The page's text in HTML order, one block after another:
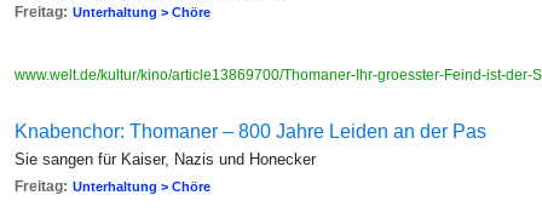
Freitag: Unterhaltung > Chöre
www.welt.de/kultur/kino/article13869700/Thomaner-Ihr-groesster-Feind-ist-der-
Knabenchor: Thomaner – 800 Jahre Leiden an der Pas
Sie sangen für Kaiser, Nazis und Honecker
Freitag: Unterhaltung > Chöre